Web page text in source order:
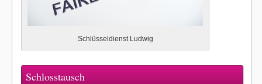
Schlüsseldienst Ludwig
Schlosstausch